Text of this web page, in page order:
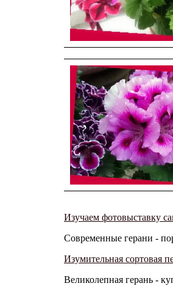
Изучаем фотовыставку
Современные герани -
Изумительная сортовая
Великолепная герань -